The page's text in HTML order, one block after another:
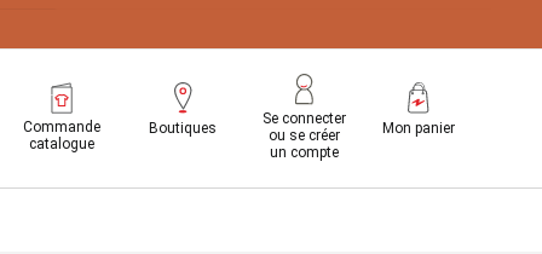
Commande
catalogue
Boutiques
Se connecter
ou se créer
un compte
Mon panier